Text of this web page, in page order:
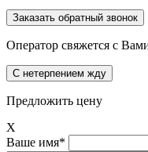
Оператор свяжется с
Предложить цену
X
Ваше имя*